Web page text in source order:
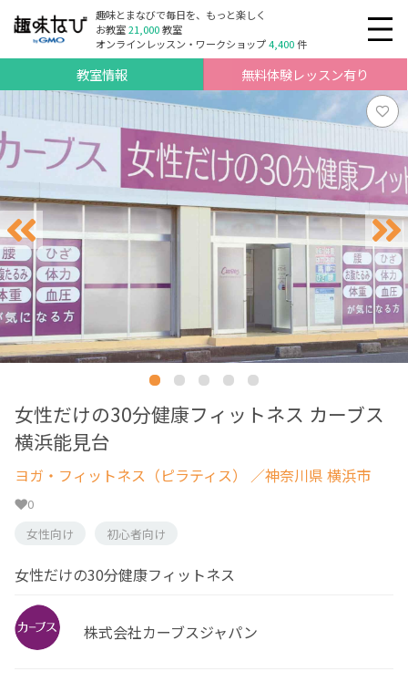
趣味とまなびで毎日を、もっと楽しく
お教室21,000教室
オンラインレッスン・ワークショップ4,400件
教室情報 無料体験レッスン有り
女性だけの30分健康フィットネス カーブス
横浜能見台
ヨガ・フィットネス（ピラティス） ／神奈川県 横浜市
0
女性向け
初心者向け
女性だけの30分健康フィットネス
株式会社カーブスジャパン